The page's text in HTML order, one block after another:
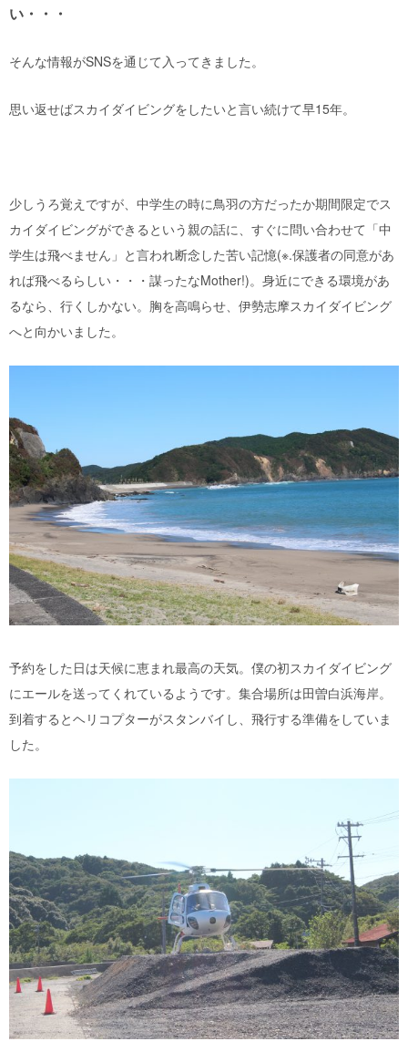
い・・・
そんな情報がSNSを通じて入ってきました。
思い返せばスカイダイビングをしたいと言い続けて早15年。
少しうろ覚えですが、中学生の時に鳥羽の方だったか期間限定でス
カイダイビングができるという親の話に、すぐに問い合わせて「中
学生は飛べません」と言われ断念した苦い記憶(※.保護者の同意があ
れば飛べるらしい・・・謀ったなMother!)。身近にできる環境があ
るなら、行くしかない。胸を高鳴らせ、伊勢志摩スカイダイビング
へと向かいました。
予約をした日は天候に恵まれ最高の天気。僕の初スカイダイビング
にエールを送ってくれているようです。集合場所は田曽白浜海岸。
到着するとヘリコプターがスタンバイし、飛行する準備をしていま
した。